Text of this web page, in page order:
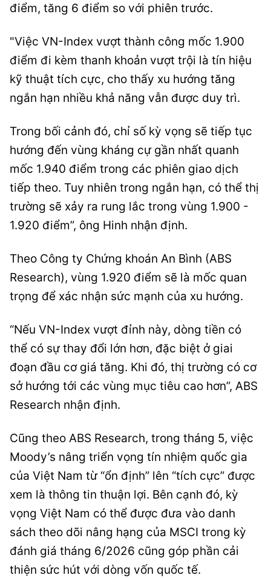
điểm, tăng 6 điểm so với phiên trước.
"Việc VN-Index vượt thành công mốc 1.900
điểm đi kèm thanh khoản vượt trội là tín hiệu
kỹ thuật tích cực, cho thấy xu hướng tăng
ngắn hạn nhiều khả năng vẫn được duy trì.
Trong bối cảnh đó, chỉ số kỳ vọng sẽ tiếp tục
hướng đến vùng kháng cự gần nhất quanh
mốc 1.940 điểm trong các phiên giao dịch
tiếp theo. Tuy nhiên trong ngắn hạn, có thể thị
trường sẽ xảy ra rung lắc trong vùng 1.900 -
1.920 điểm”, ông Hinh nhận định.
Theo Công ty Chứng khoán An Bình (ABS
Research), vùng 1.920 điểm sẽ là mốc quan
trọng để xác nhận sức mạnh của xu hướng.
“Nếu VN-Index vượt đỉnh này, dòng tiền có
thể có sự thay đổi lớn hơn, đặc biệt ở giai
đoạn đầu cơ giá tăng. Khi đó, thị trường có cơ
sở hướng tới các vùng mục tiêu cao hơn”, ABS
Research nhận định.
Cũng theo ABS Research, trong tháng 5, việc
Moody’s nâng triển vọng tín nhiệm quốc gia
của Việt Nam từ “ổn định” lên “tích cực” được
xem là thông tin thuận lợi. Bên cạnh đó, kỳ
vọng Việt Nam có thể được đưa vào danh
sách theo dõi nâng hạng của MSCI trong kỳ
đánh giá tháng 6/2026 cũng góp phần cải
thiện sức hút với dòng vốn quốc tế.